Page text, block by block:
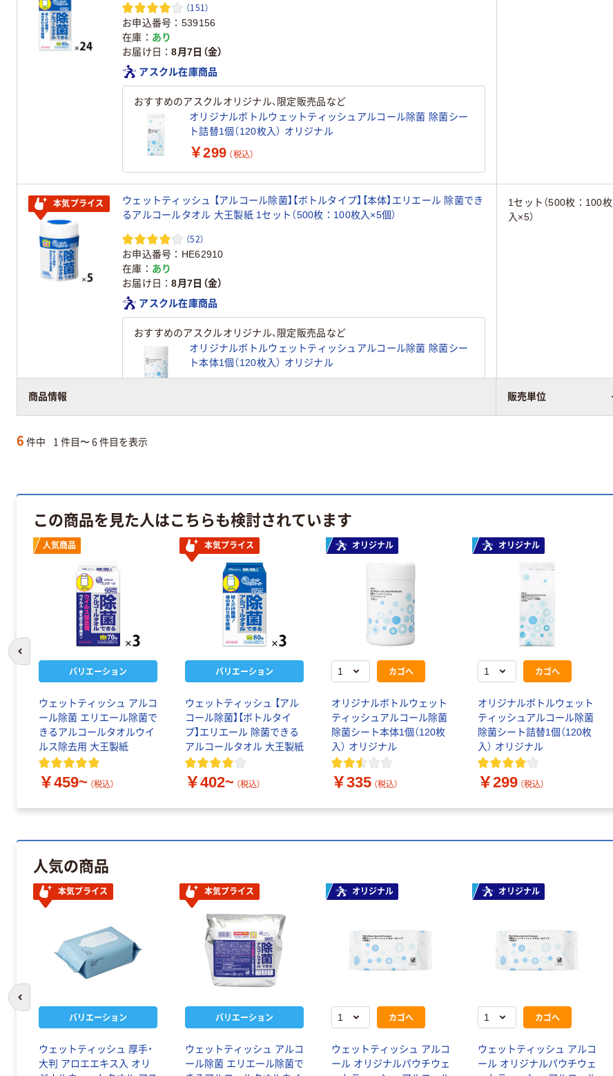
商品情報 販売単位
（151）
お申込番号
539156
在庫
あり
お届け日
8月7日（金）
アスクル在庫商品
おすすめのアスクルオリジナル、限定販売品など
オリジナルボトルウェットティッシュアルコール除菌 除菌シー
ト詰替1個（120枚入） オリジナル
￥299 （税込）
本気プライス
ウェットティッシュ 【アルコール除菌】【ボトルタイプ】【本体】エリエール 除菌でき
るアルコールタオル 大王製紙 1セット（500枚：100枚入×5個）
（52）
お申込番号
HE62910
在庫
あり
お届け日
8月7日（金）
アスクル在庫商品
おすすめのアスクルオリジナル、限定販売品など
オリジナルボトルウェットティッシュアルコール除菌 除菌シー
ト本体1個（120枚入） オリジナル
1セット（500枚：100枚
入×5）
6 件中 1 件目〜 6 件目を表示
この商品を見た人はこちらも検討されています
人気商品
バリエーション
ウェットティッシュ アルコ
ール除菌 エリエール除菌で
きるアルコールタオルウイ
ルス除去用 大王製紙
￥459~ （税込）
本気プライス
バリエーション
ウェットティッシュ 【アル
コール除菌】【ボトルタイ
プ】エリエール 除菌できる
アルコールタオル 大王製紙
￥402~ （税込）
オリジナル
カゴへ
オリジナルボトルウェット
ティッシュアルコール除菌
除菌シート本体1個（120枚
入） オリジナル
￥335 （税込）
オリジナル
カゴへ
オリジナルボトルウェット
ティッシュアルコール除菌
除菌シート詰替1個（120枚
入） オリジナル
￥299 （税込）
前のスライドへ
人気の商品
本気プライス
バリエーション
ウェットティッシュ 厚手・
大判 アロエエキス入 オリ
本気プライス
バリエーション
ウェットティッシュ アルコ
ール除菌 エリエール除菌で
オリジナル
カゴへ
ウェットティッシュ アルコ
ール オリジナルパウチウェ
オリジナル
カゴへ
ウェットティッシュ アルコ
ール オリジナルパウチウェ